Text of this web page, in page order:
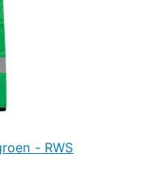
- RWS